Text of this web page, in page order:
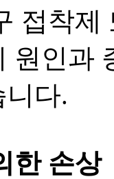
접착제
원인과
니다.
한 손상